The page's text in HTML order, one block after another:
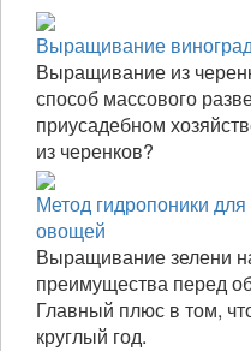
Выращивание
Выращивание из
способ массового
приусадебном
из черенков?
Метод гидропоники
овощей
Выращивание зелени
преимущества перед
Главный плюс в том,
круглый год.